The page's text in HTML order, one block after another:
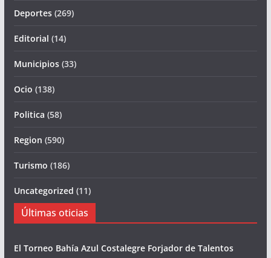
Deportes(269)
Editorial (14)
Municipios(33)
Ocio (138)
Politica (58)
Region (590)
Turismo (186)
Uncategorized (11)
Últimas oticias
El Torneo Bahía Azul Costalegre Forjador de Talentos